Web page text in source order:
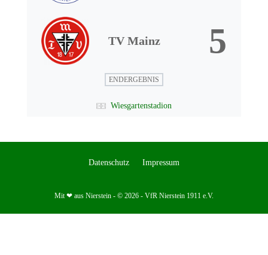
TV Mainz 5
ENDERGEBNIS
Wiesgartenstadion
Datenschutz Impressum
Mit ❤ aus Nierstein - © 2026 - VfR Nierstein 1911 e.V.